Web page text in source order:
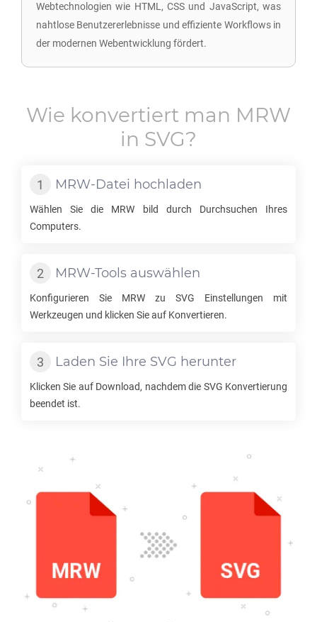
Webtechnologien wie HTML, CSS und JavaScript, was
nahtlose Benutzererlebnisse und effiziente Workflows in
der modernen Webentwicklung fördert.
Wie konvertiert man MRW
in SVG?
MRW-Datei hochladen
Wählen Sie die MRW bild durch Durchsuchen Ihres
Computers.
MRW-Tools auswählen
Konfigurieren Sie MRW zu SVG Einstellungen mit
Werkzeugen und klicken Sie auf Konvertieren.
Laden Sie Ihre SVG herunter
Klicken Sie auf Download, nachdem die SVG Konvertierung
beendet ist.